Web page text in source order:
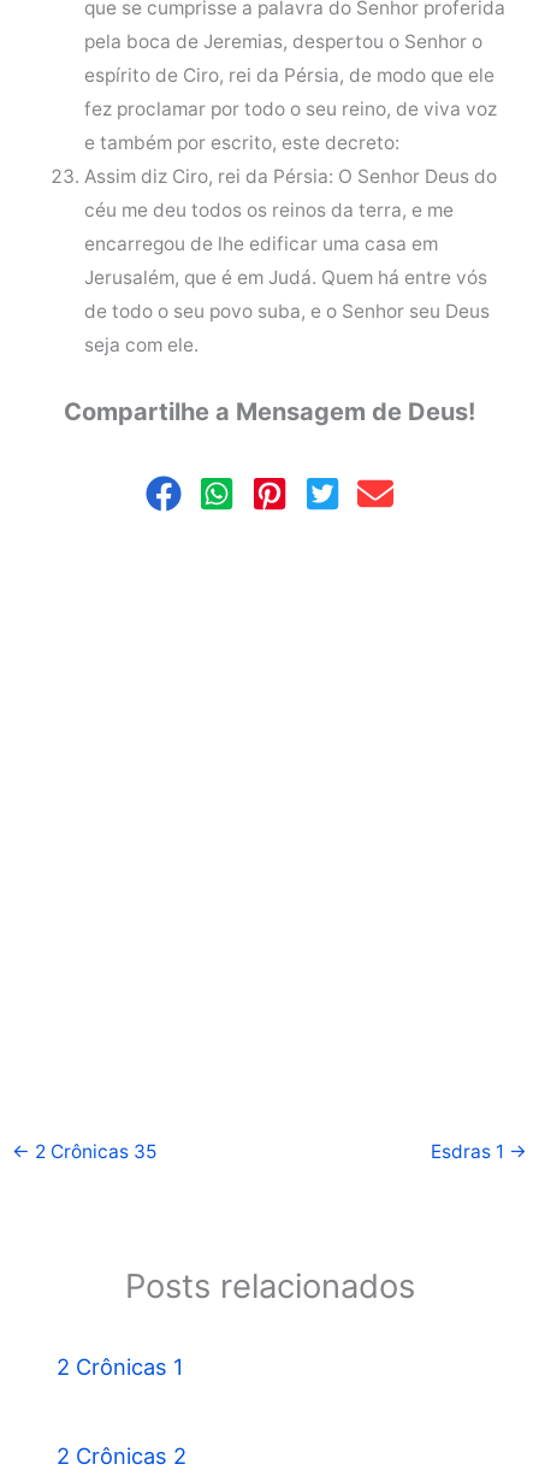
que se cumprisse a palavra do Senhor proferida
pela boca de Jeremias, despertou o Senhor o
espírito de Ciro, rei da Pérsia, de modo que ele
fez proclamar por todo o seu reino, de viva voz
e também por escrito, este decreto:
Assim diz Ciro, rei da Pérsia: O Senhor Deus do
céu me deu todos os reinos da terra, e me
encarregou de lhe edificar uma casa em
Jerusalém, que é em Judá. Quem há entre vós
de todo o seu povo suba, e o Senhor seu Deus
seja com ele.
Compartilhe a Mensagem de Deus!
← 2 Crônicas 35 Esdras 1 →
Posts relacionados
2 Crônicas 1
2 Crônicas 2